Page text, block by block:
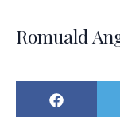
Romuald